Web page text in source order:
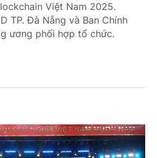
Việt Nam 2025.
TP. Đà Nẵng và Ban Chính
ương phối hợp tổ chức.